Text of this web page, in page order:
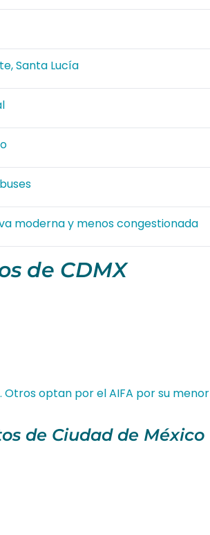
Santa Lucía
moderna y menos congestionada
de CDMX
optan por el AIFA por su menor
de Ciudad de México